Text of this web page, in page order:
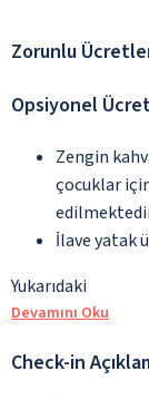
Zorunlu
Opsiyonel
Zengin
çocuklar
İlave yatak
Yukarıdaki
Devamını Oku
Check-in